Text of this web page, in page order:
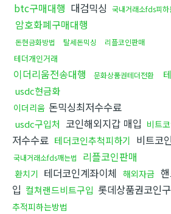
btc구매대행 대검믹싱 국내거래소fds피하
암호화폐구매대행
돈현금화방법 탈세돈믹싱 리플코인판매
테더개인거래
이더리움전송대행 문화상품권테더전환
usdc현금화
이더리움 돈믹싱최저수수료
usdc구입처 코인해외지갑 매입 비트
저수수료 테더코인추척피하기 비트코
국내거래소fds깨는법 리플코인판매
환치기 테더코인계좌이체 해외자금
입 컬쳐랜드비트구입 롯데상품권코인
추적피하는방법